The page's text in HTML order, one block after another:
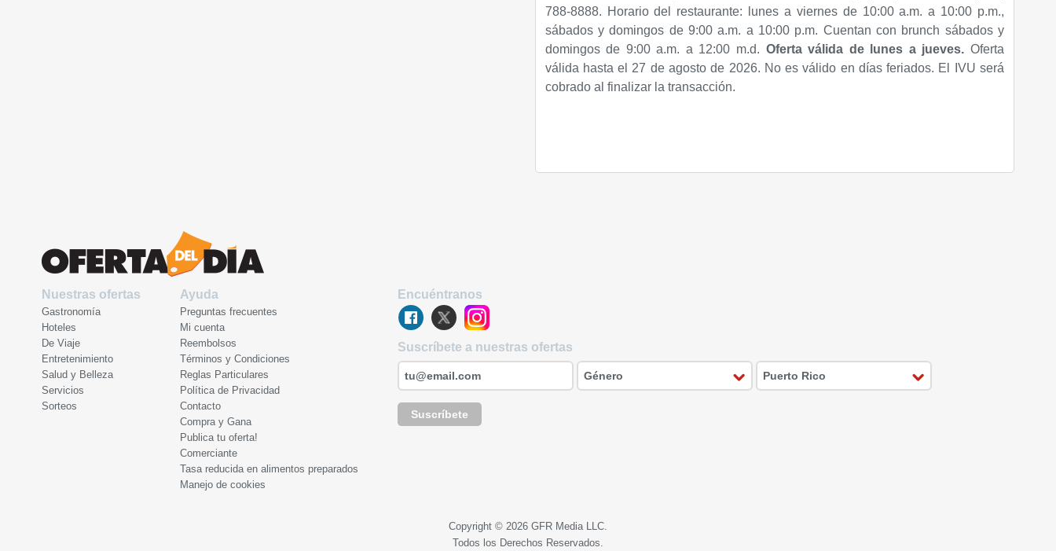
788-8888. Horario del restaurante: lunes a viernes de 10:00 a.m. a 10:00 p.m.,
sábados y domingos de 9:00 a.m. a 10:00 p.m. Cuentan con brunch sábados y
domingos de 9:00 a.m. a 12:00 m.d. Oferta válida de lunes a jueves.Oferta
válida hasta el 27 de agosto de 2026. No es válido en días feriados. El IVU será
cobrado al finalizar la transacción.
Nuestras ofertas
Gastronomía
Hoteles
De Viaje
Entretenimiento
Salud y Belleza
Servicios
Sorteos
Ayuda
Preguntas frecuentes
Mi cuenta
Reembolsos
Términos y Condiciones
Reglas Particulares
Política de Privacidad
Contacto
Compra y Gana
Publica tu oferta!
Comerciante
Tasa reducida en alimentos preparados
Manejo de cookies
Encuéntranos
Suscríbete a nuestras ofertas
Suscríbete
Copyright © 2026 GFR Media LLC.
Todos los Derechos Reservados.